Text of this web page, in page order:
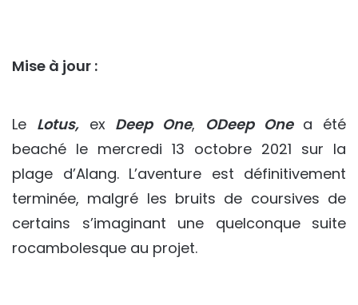
Mise à jour :
Le Lotus,ex Deep One, ODeep Onea été
beaché le mercredi 13 octobre 2021 sur la
plage d’Alang. L’aventure est définitivement
terminée, malgré les bruits de coursives de
certains s’imaginant une quelconque suite
rocambolesque au projet.